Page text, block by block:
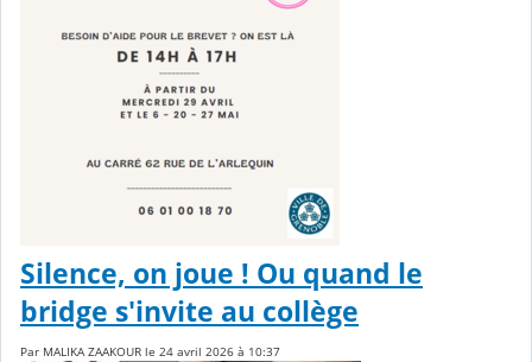
Silence, on joue ! Ou quand le
bridge s'invite au collège
Par MALIKA ZAAKOUR le 24 avril 2026 à 10:37